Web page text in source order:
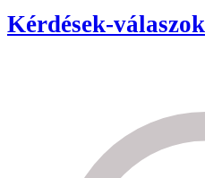
Kérdések-válaszok